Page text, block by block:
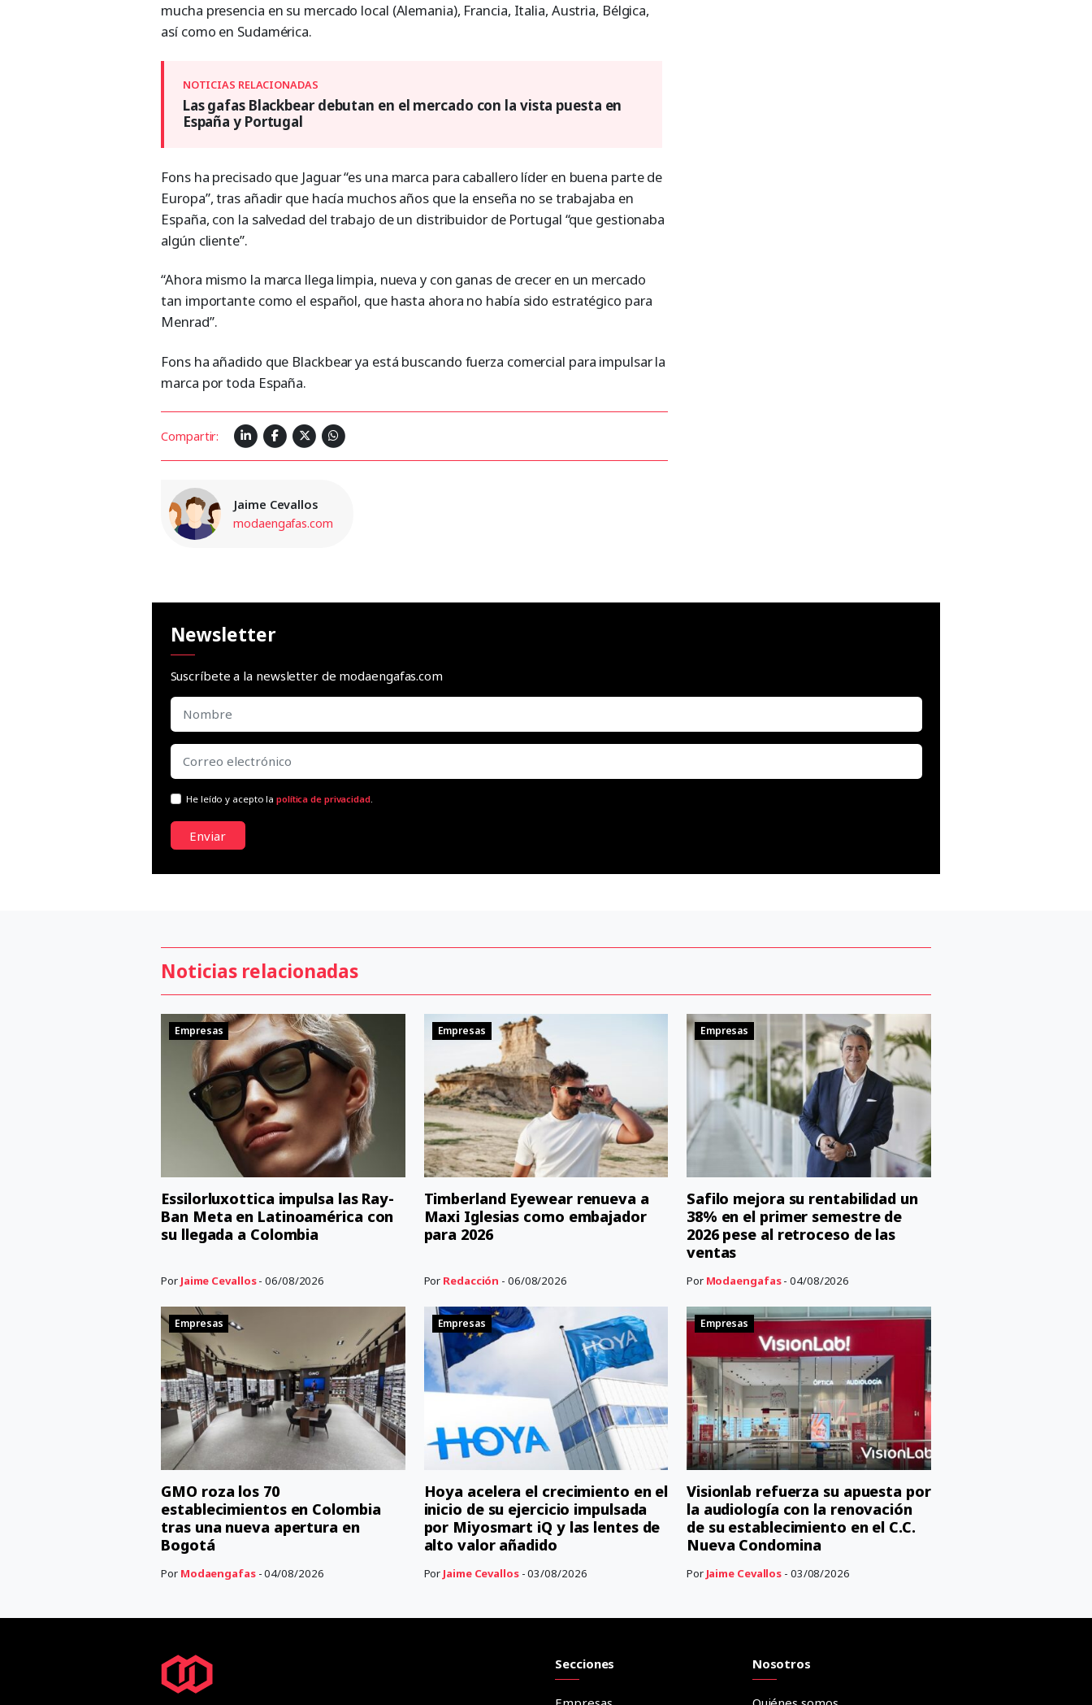
mucha presencia en su mercado local (Alemania), Francia, Italia, Austria, Bélgica,
así como en Sudamérica.
Las gafas Blackbear debutan en el mercado con la vista puesta en
España y Portugal
Fons ha precisado que Jaguar “es una marca para caballero líder en buena parte de
Europa”, tras añadir que hacía muchos años que la enseña no se trabajaba en
España, con la salvedad del trabajo de un distribuidor de Portugal “que gestionaba
algún cliente”.
“Ahora mismo la marca llega limpia, nueva y con ganas de crecer en un mercado
tan importante como el español, que hasta ahora no había sido estratégico para
Menrad”.
Fons ha añadido que Blackbear ya está buscando fuerza comercial para impulsar la
marca por toda España.
Compartir:
Jaime Cevallos
modaengafas.com
Newsletter
Suscríbete a la newsletter de modaengafas.com
He leído y acepto lapolítica de privacidad.
Enviar
Noticias relacionadas
Empresas
Essilorluxottica impulsa las Ray-
Ban Meta en Latinoamérica con
su llegada a Colombia
Por Jaime Cevallos- 06/08/2026
Empresas
Timberland Eyewear renueva a
Maxi Iglesias como embajador
para 2026
Por Redacción - 06/08/2026
Empresas
Safilo mejora su rentabilidad un
38% en el primer semestre de
2026 pese al retroceso de las
ventas
Por Modaengafas- 04/08/2026
Empresas
GMO roza los 70
establecimientos en Colombia
tras una nueva apertura en
Bogotá
Por Modaengafas- 04/08/2026
Empresas
Hoya acelera el crecimiento en el
inicio de su ejercicio impulsada
por Miyosmart iQ y las lentes de
alto valor añadido
Por Jaime Cevallos- 03/08/2026
Empresas
Visionlab refuerza su apuesta por
la audiología con la renovación
de su establecimiento en el C.C.
Nueva Condomina
Por Jaime Cevallos - 03/08/2026
Secciones Nosotros